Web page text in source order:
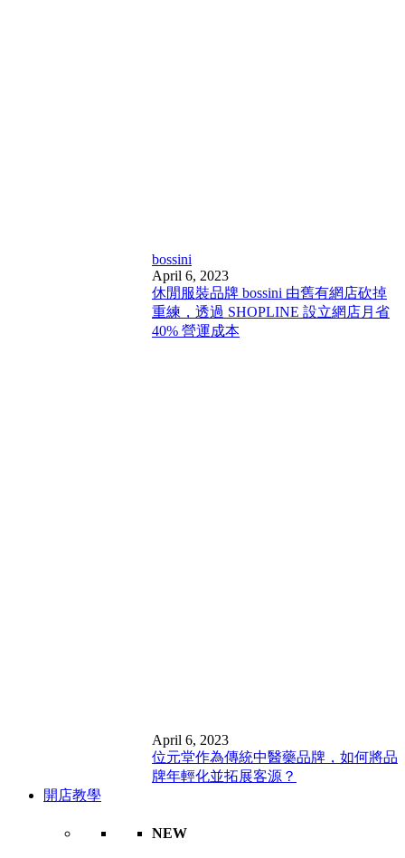
bossini
April 6, 2023
休閒服裝品牌 bossini 由舊有網店砍掉
重練，透過 SHOPLINE 設立網店月省
40% 營運成本
April 6, 2023
位元堂作為傳統中醫藥品牌，如何將品
牌年輕化並拓展客源？
開店教學
NEW